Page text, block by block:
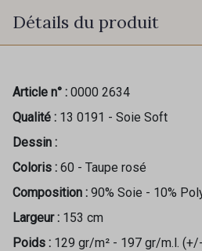
Détails du produit
Article n° : 0000 2634
Qualité : 13 0191 - Soie Soft
Dessin :
Coloris : 60 - Taupe rosé
Composition : 90% Soie - 10%
Largeur : 153 cm
Poids : 129 gr/m² - 197 gr/m.l.